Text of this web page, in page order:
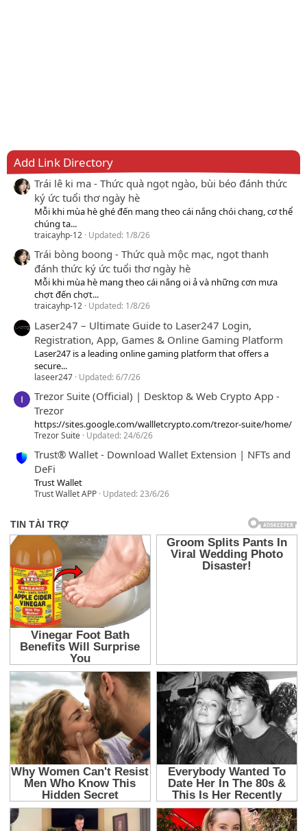
Add Link Directory
Trái lê ki ma - Thức quà ngọt ngào, bùi béo đánh thức
ký ức tuổi thơ ngày hè
Mỗi khi mùa hè ghé đến mang theo cái nắng chói chang, cơ thể
chúng ta...
traicayhp-12 Updated: 1/8/26
Trái bòng boong - Thức quà mộc mạc, ngọt thanh
đánh thức ký ức tuổi thơ ngày hè
Mỗi khi mùa hè mang theo cái nắng oi ả và những cơn mưa
chợt đến chợt...
traicayhp-12 Updated: 1/8/26
Laser247 – Ultimate Guide to Laser247 Login,
Registration, App, Games & Online Gaming Platform
Laser247 is a leading online gaming platform that offers a
secure...
laseer247 Updated:6/7/26
Trezor Suite (Official) | Desktop & Web Crypto App -
Trezor
https://sites.google.com/wallletcrypto.com/trezor-suite/home/
Trezor Suite Updated:24/6/26
Trust® Wallet - Download Wallet Extension | NFTs and
DeFi
Trust Wallet
Trust Wallet APP Updated:23/6/26